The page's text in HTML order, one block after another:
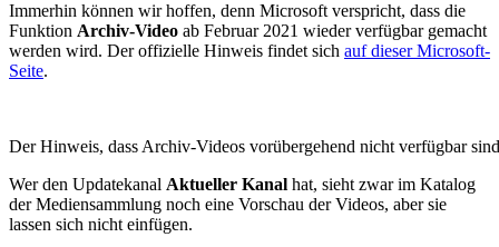
Immerhin können wir hoffen, denn Microsoft verspricht, dass die
Funktion Archiv-Video ab Februar 2021 wieder verfügbar gemacht
werden wird. Der offizielle Hinweis findet sich auf dieser Microsoft-
Seite.
Der Hinweis, dass Archiv-Videos vorübergehend nicht verfügbar sind
Wer den Updatekanal Aktueller Kanal hat, sieht zwar im Katalog
der Mediensammlung noch eine Vorschau der Videos, aber sie
lassen sich nicht einfügen.